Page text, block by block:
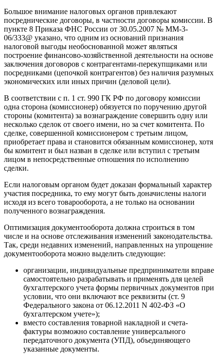
Большое внимание налоговых органов привлекают
посреднические договоры, в частности договоры комиссии. В
пункте 8 Приказа ФНС России от 30.05.2007 № ММ-3-
06/333@ указано, что одним из оснований признания
налоговой выгоды необоснованной может являться
построение финансово-хозяйственной деятельности на основе
заключения договоров с контрагентами-перекупщиками или
посредниками (цепочкой контрагентов) без наличия разумных
экономических или иных причин (деловой цели).
В соответствии с п. 1 ст. 990 ГК РФ по договору комиссии
одна сторона (комиссионер) обязуется по поручению другой
стороны (комитента) за вознаграждение совершить одну или
несколько сделок от своего имени, но за счет комитента. По
сделке, совершенной комиссионером с третьим лицом,
приобретает права и становится обязанным комиссионер, хотя
бы комитент и был назван в сделке или вступил с третьим
лицом в непосредственные отношения по исполнению
сделки.
Если налоговым органом будет доказан формальный характер
участия посредника, то ему могут быть доначислены налоги
исходя из всего товарооборота, а не только на основании
полученного вознаграждения.
Оптимизация документооборота должна строиться в том
числе и на основе отслеживания изменений законодательства.
Так, среди недавних изменений, направленных на упрощение
документооборота можно выделить следующие:
организации, индивидуальные предприниматели вправе
самостоятельно разрабатывать и применять для целей
бухгалтерского учета формы первичных документов при
условии, что они включают все реквизиты (ст. 9
Федерального закона от 06.12.2011 N 402-ФЗ «О
бухгалтерском учете»);
вместо составления товарной накладной и счета-
фактуры возможно составление универсального
передаточного документа (УПД), объединяющего
указанные документы.